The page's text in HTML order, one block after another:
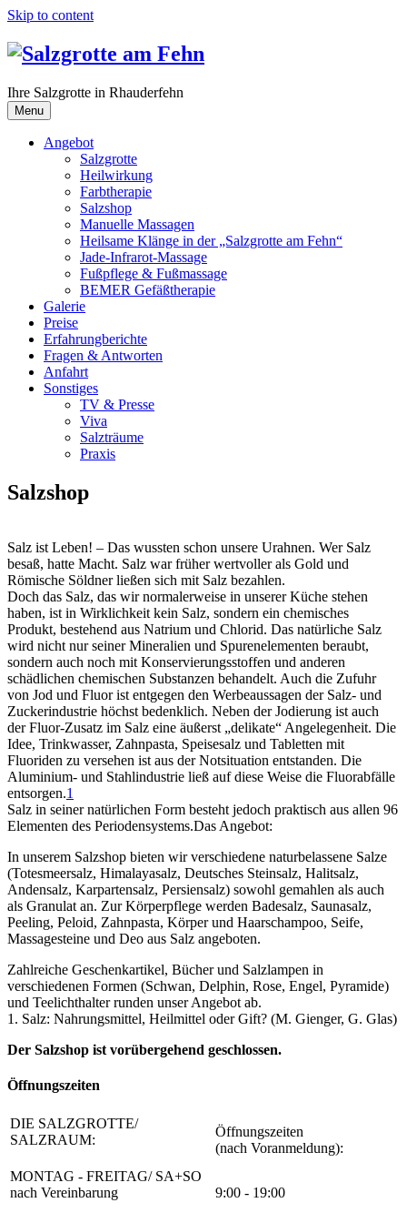
Skip to content
Ihre Salzgrotte in Rhauderfehn
Menu
Angebot
Salzgrotte
Heilwirkung
Farbtherapie
Salzshop
Manuelle Massagen
Heilsame Klänge in der „Salzgrotte am Fehn“
Jade-Infrarot-Massage
Fußpflege & Fußmassage
BEMER Gefäßtherapie
Galerie
Preise
Erfahrungberichte
Fragen & Antworten
Anfahrt
Sonstiges
TV & Presse
Viva
Salzträume
Praxis
Salzshop
Salz ist Leben! – Das wussten schon unsere Urahnen. Wer Salz
besaß, hatte Macht. Salz war früher wertvoller als Gold und
Römische Söldner ließen sich mit Salz bezahlen.
Doch das Salz, das wir normalerweise in unserer Küche stehen
haben, ist in Wirklichkeit kein Salz, sondern ein chemisches
Produkt, bestehend aus Natrium und Chlorid. Das natürliche Salz
wird nicht nur seiner Mineralien und Spurenelementen beraubt,
sondern auch noch mit Konservierungsstoffen und anderen
schädlichen chemischen Substanzen behandelt. Auch die Zufuhr
von Jod und Fluor ist entgegen den Werbeaussagen der Salz- und
Zuckerindustrie höchst bedenklich. Neben der Jodierung ist auch
der Fluor-Zusatz im Salz eine äußerst „delikate“ Angelegenheit. Die
Idee, Trinkwasser, Zahnpasta, Speisesalz und Tabletten mit
Fluoriden zu versehen ist aus der Notsituation entstanden. Die
Aluminium- und Stahlindustrie ließ auf diese Weise die Fluorabfälle
entsorgen.1
Salz in seiner natürlichen Form besteht jedoch praktisch aus allen 96
Elementen des Periodensystems.Das Angebot:
In unserem Salzshop bieten wir verschiedene naturbelassene Salze
(Totesmeersalz, Himalayasalz, Deutsches Steinsalz, Halitsalz,
Andensalz, Karpartensalz, Persiensalz) sowohl gemahlen als auch
als Granulat an. Zur Körperpflege werden Badesalz, Saunasalz,
Peeling, Peloid, Zahnpasta, Körper und Haarschampoo, Seife,
Massagesteine und Deo aus Salz angeboten.
Zahlreiche Geschenkartikel, Bücher und Salzlampen in
verschiedenen Formen (Schwan, Delphin, Rose, Engel, Pyramide)
und Teelichthalter runden unser Angebot ab.
1. Salz: Nahrungsmittel, Heilmittel oder Gift? (M. Gienger, G. Glas)
Der Salzshop ist vorübergehend geschlossen.
Öffnungszeiten
DIE SALZGROTTE/
SALZRAUM:
Öffnungszeiten
(nach Voranmeldung):
MONTAG - FREITAG/ SA+SO
nach Vereinbarung
9:00 - 19:00